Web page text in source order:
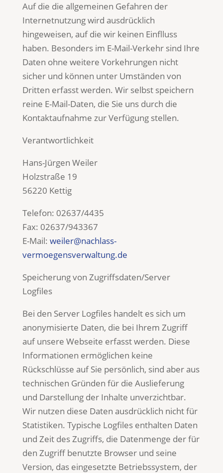
Auf die die allgemeinen Gefahren der
Internetnutzung wird ausdrücklich
hingeweisen, auf die wir keinen Einflluss
haben. Besonders im E-Mail-Verkehr sind Ihre
Daten ohne weitere Vorkehrungen nicht
sicher und können unter Umständen von
Dritten erfasst werden. Wir selbst speichern
reine E-Mail-Daten, die Sie uns durch die
Kontaktaufnahme zur Verfügung stellen.
Verantwortlichkeit
Hans-Jürgen Weiler
Holzstraße 19
56220 Kettig
Telefon: 02637/4435
Fax: 02637/943367
E-Mail: weiler@nachlass-
vermoegensverwaltung.de
Speicherung von Zugriffsdaten/Server
Logfiles
Bei den Server Logfiles handelt es sich um
anonymisierte Daten, die bei Ihrem Zugriff
auf unsere Webseite erfasst werden. Diese
Informationen ermöglichen keine
Rückschlüsse auf Sie persönlich, sind aber aus
technischen Gründen für die Auslieferung
und Darstellung der Inhalte unverzichtbar.
Wir nutzen diese Daten ausdrücklich nicht für
Statistiken. Typische Logfiles enthalten Daten
und Zeit des Zugriffs, die Datenmenge der für
den Zugriff benutzte Browser und seine
Version, das eingesetzte Betriebssystem, der